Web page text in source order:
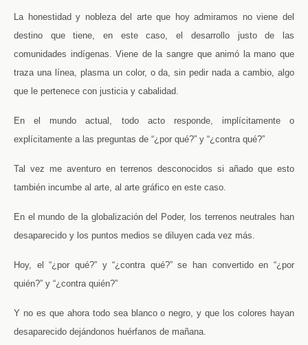
La honestidad y nobleza del arte que hoy admiramos no viene del
destino que tiene, en este caso, el desarrollo justo de las
comunidades indígenas. Viene de la sangre que animó la mano que
traza una línea, plasma un color, o da, sin pedir nada a cambio, algo
que le pertenece con justicia y cabalidad.
En el mundo actual, todo acto responde, implícitamente o
explícitamente a las preguntas de “¿por qué?” y “¿contra qué?”
Tal vez me aventuro en terrenos desconocidos si añado que esto
también incumbe al arte, al arte gráfico en este caso.
En el mundo de la globalización del Poder, los terrenos neutrales han
desaparecido y los puntos medios se diluyen cada vez más.
Hoy, el “¿por qué?” y “¿contra qué?” se han convertido en “¿por
quién?” y “¿contra quién?”
Y no es que ahora todo sea blanco o negro, y que los colores hayan
desaparecido dejándonos huérfanos de mañana.